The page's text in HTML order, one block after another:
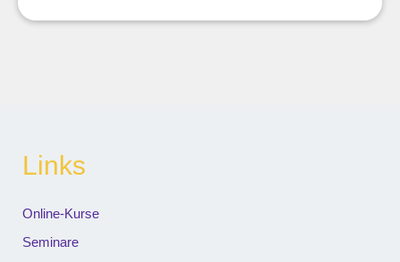
Links
Online-Kurse
Seminare